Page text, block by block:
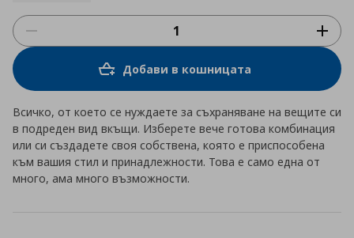
Добави в кошницата
Всичко, от което се нуждаете за съхраняване на вещите си
в подреден вид вкъщи. Изберете вече готова комбинация
или си създадете своя собствена, която е приспособена
към вашия стил и принадлежности. Това е само една от
много, ама много възможности.